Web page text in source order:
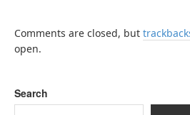
Comments are closed, but
open.
Search